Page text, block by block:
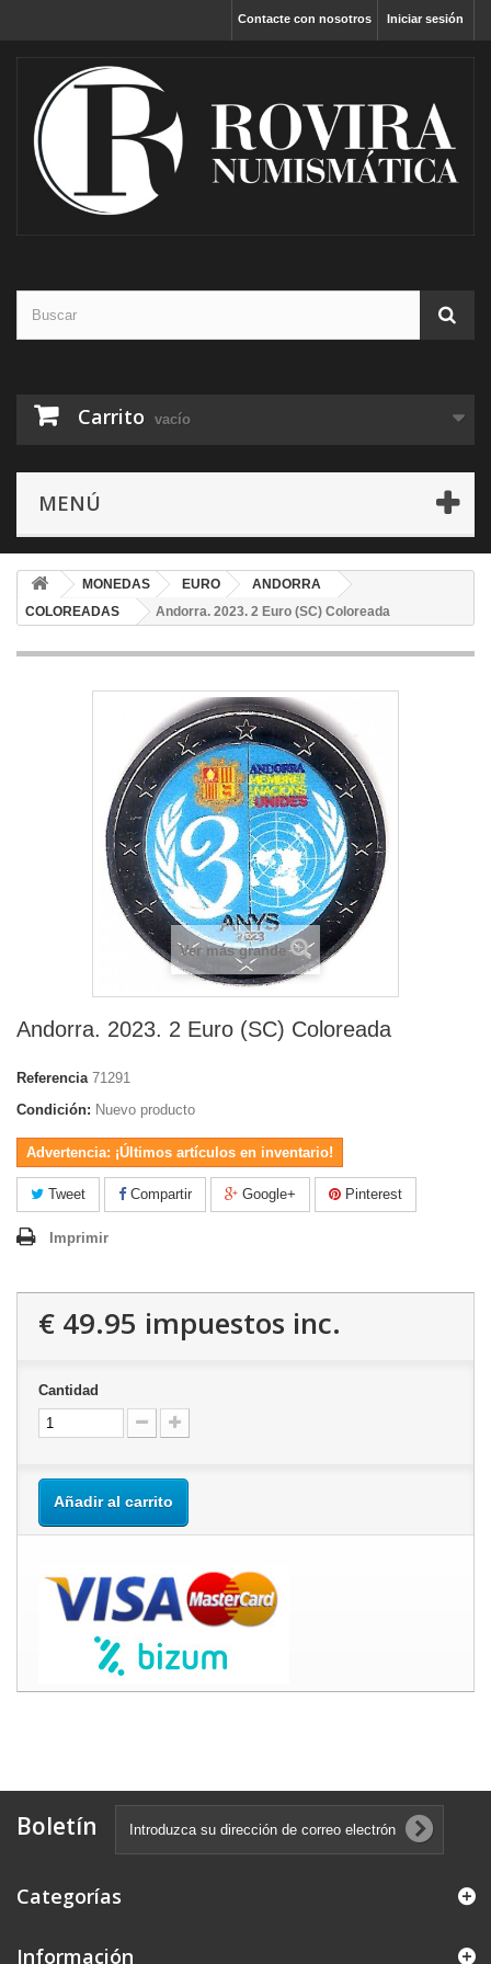
Iniciar sesión
Contacte con nosotros
Carrito vacío
MENÚ
MONEDAS EURO
ANDORRA
COLOREADAS
Andorra. 2023. 2 Euro (SC) Coloreada
Ver más grande
Andorra. 2023. 2 Euro (SC) Coloreada
Referencia 71291
Condición: Nuevo producto
Advertencia: ¡Últimos artículos en inventario!
Tweet Compartir Google+ Pinterest
Imprimir
€ 49.95 impuestos inc.
Cantidad
Añadir al carrito
Boletín
Categorías
Información